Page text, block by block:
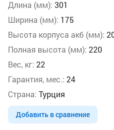
Длина (мм): 301
Ширина (мм): 175
Высота корпуса акб (мм):
Полная высота (мм): 220
Вес, кг: 22
Гарантия, мес.: 24
Страна: Турция
Добавить в сравнение